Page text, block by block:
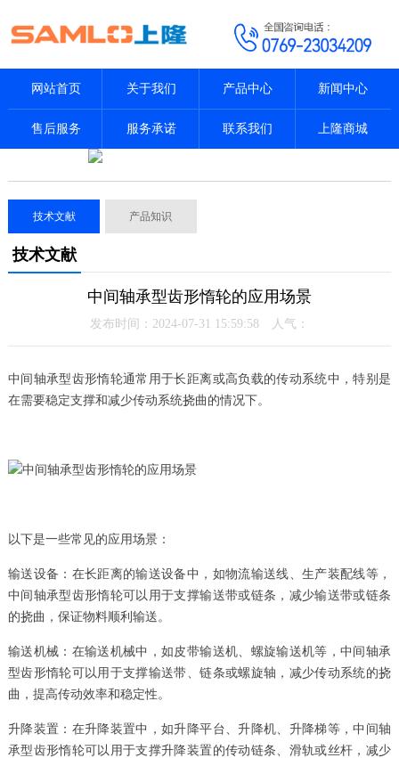
网站首页 关于我们 产品中心 新闻中心
售后服务 服务承诺 联系我们 上隆商城
技术文献 产品知识
技术文献
中间轴承型齿形惰轮的应用场景
发布时间：2024-07-31 15:59:58 人气：
中间轴承型齿形惰轮通常用于长距离或高负载的传动系统中，特别是
在需要稳定支撑和减少传动系统挠曲的情况下。
以下是一些常见的应用场景：
输送设备：在长距离的输送设备中，如物流输送线、生产装配线等，
中间轴承型齿形惰轮可以用于支撑输送带或链条，减少输送带或链条
的挠曲，保证物料顺利输送。
输送机械：在输送机械中，如皮带输送机、螺旋输送机等，中间轴承
型齿形惰轮可以用于支撑输送带、链条或螺旋轴，减少传动系统的挠
曲，提高传动效率和稳定性。
升降装置：在升降装置中，如升降平台、升降机、升降梯等，中间轴
承型齿形惰轮可以用于支撑升降装置的传动链条、滑轨或丝杆，减少